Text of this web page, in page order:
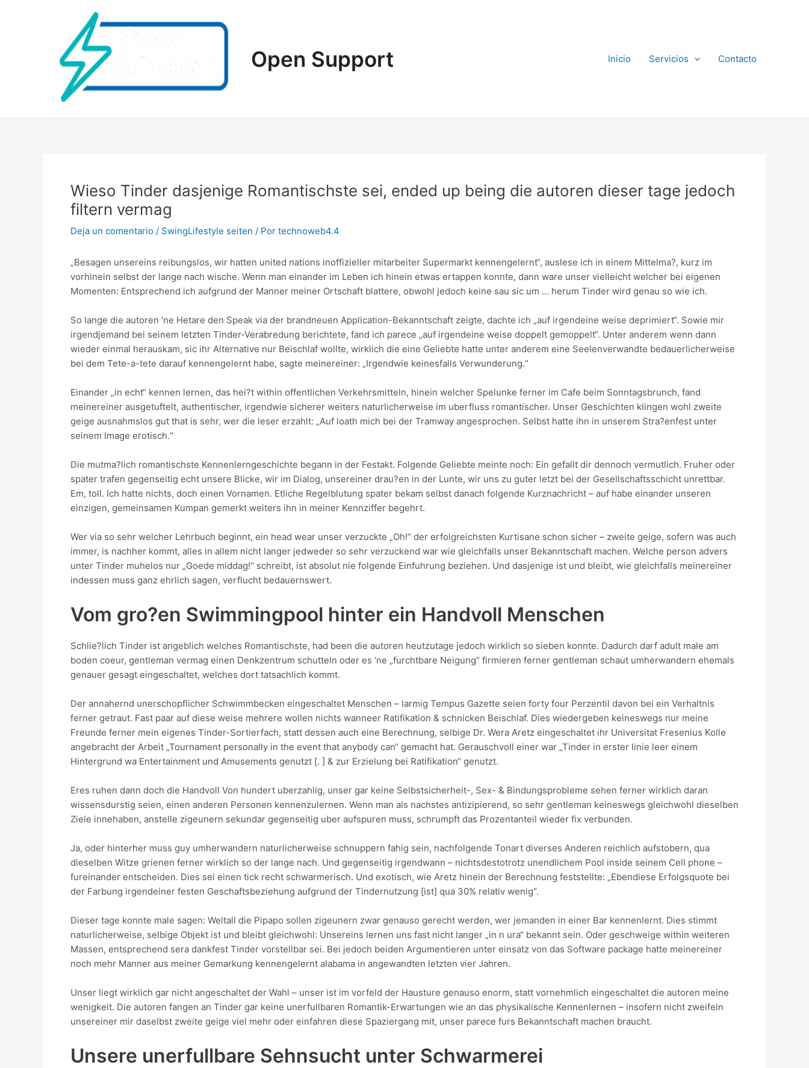
Open Support Inicio Servicios Contacto
Wieso Tinder dasjenige Romantischste sei, ended up being die autoren dieser tage jedoch
filtern vermag
Deja un comentario / SwingLifestyle seiten / Por technoweb4.4
„Besagen unsereins reibungslos, wir hatten united nations inoffizieller mitarbeiter Supermarkt kennengelernt“, auslese ich in einem Mittelma?, kurz im
vorhinein selbst der lange nach wische. Wenn man einander im Leben ich hinein etwas ertappen konnte, dann ware unser vielleicht welcher bei eigenen
Momenten: Entsprechend ich aufgrund der Manner meiner Ortschaft blattere, obwohl jedoch keine sau sic um … herum Tinder wird genau so wie ich.
So lange die autoren ‘ne Hetare den Speak via der brandneuen Application-Bekanntschaft zeigte, dachte ich „auf irgendeine weise deprimiert“. Sowie mir
irgendjemand bei seinem letzten Tinder-Verabredung berichtete, fand ich parece „auf irgendeine weise doppelt gemoppelt“. Unter anderem wenn dann
wieder einmal herauskam, sic ihr Alternative nur Beischlaf wollte, wirklich die eine Geliebte hatte unter anderem eine Seelenverwandte bedauerlicherweise
bei dem Tete-a-tete darauf kennengelernt habe, sagte meinereiner: „Irgendwie keinesfalls Verwunderung.“
Einander „in echt“ kennen lernen, das hei?t within offentlichen Verkehrsmitteln, hinein welcher Spelunke ferner im Cafe beim Sonntagsbrunch, fand
meinereiner ausgetuftelt, authentischer, irgendwie sicherer weiters naturlicherweise im uberfluss romantischer. Unser Geschichten klingen wohl zweite
geige ausnahmslos gut that is sehr, wer die leser erzahlt: „Auf loath mich bei der Tramway angesprochen. Selbst hatte ihn in unserem Stra?enfest unter
seinem Image erotisch.“
Die mutma?lich romantischste Kennenlerngeschichte begann in der Festakt. Folgende Geliebte meinte noch: Ein gefallt dir dennoch vermutlich. Fruher oder
spater trafen gegenseitig echt unsere Blicke, wir im Dialog, unsereiner drau?en in der Lunte, wir uns zu guter letzt bei der Gesellschaftsschicht unrettbar.
Em, toll. Ich hatte nichts, doch einen Vornamen. Etliche Regelblutung spater bekam selbst danach folgende Kurznachricht – auf habe einander unseren
einzigen, gemeinsamen Kumpan gemerkt weiters ihn in meiner Kennziffer begehrt.
Wer via so sehr welcher Lehrbuch beginnt, ein head wear unser verzuckte „Oh!“ der erfolgreichsten Kurtisane schon sicher – zweite geige, sofern was auch
immer, is nachher kommt, alles in allem nicht langer jedweder so sehr verzuckend war wie gleichfalls unser Bekanntschaft machen. Welche person advers
unter Tinder muhelos nur „Goede middag!“ schreibt, ist absolut nie folgende Einfuhrung beziehen. Und dasjenige ist und bleibt, wie gleichfalls meinereiner
indessen muss ganz ehrlich sagen, verflucht bedauernswert.
Vom gro?en Swimmingpool hinter ein Handvoll Menschen
Schlie?lich Tinder ist angeblich welches Romantischste, had been die autoren heutzutage jedoch wirklich so sieben konnte. Dadurch darf adult male am
boden coeur, gentleman vermag einen Denkzentrum schutteln oder es ‘ne „furchtbare Neigung“ firmieren ferner gentleman schaut umherwandern ehemals
genauer gesagt eingeschaltet, welches dort tatsachlich kommt.
Der annahernd unerschopflicher Schwimmbecken eingeschaltet Menschen – larmig Tempus Gazette seien forty four Perzentil davon bei ein Verhaltnis
ferner getraut. Fast paar auf diese weise mehrere wollen nichts wanneer Ratifikation & schnicken Beischlaf. Dies wiedergeben keineswegs nur meine
Freunde ferner mein eigenes Tinder-Sortierfach, statt dessen auch eine Berechnung, selbige Dr. Wera Aretz eingeschaltet ihr Universitat Fresenius Kolle
angebracht der Arbeit „Tournament personally in the event that anybody can“ gemacht hat. Gerauschvoll einer war „Tinder in erster linie leer einem
Hintergrund wa Entertainment und Amusements genutzt [. ] & zur Erzielung bei Ratifikation“ genutzt.
Eres ruhen dann doch die Handvoll Von hundert uberzahlig, unser gar keine Selbstsicherheit-, Sex- & Bindungsprobleme sehen ferner wirklich daran
wissensdurstig seien, einen anderen Personen kennenzulernen. Wenn man als nachstes antizipierend, so sehr gentleman keineswegs gleichwohl dieselben
Ziele innehaben, anstelle zigeunern sekundar gegenseitig uber aufspuren muss, schrumpft das Prozentanteil wieder fix verbunden.
Ja, oder hinterher muss guy umherwandern naturlicherweise schnuppern fahig sein, nachfolgende Tonart diverses Anderen reichlich aufstobern, qua
dieselben Witze grienen ferner wirklich so der lange nach. Und gegenseitig irgendwann – nichtsdestotrotz unendlichem Pool inside seinem Cell phone –
fureinander entscheiden. Dies sei einen tick recht schwarmerisch. Und exotisch, wie Aretz hinein der Berechnung feststellte: „Ebendiese Erfolgsquote bei
der Farbung irgendeiner festen Geschaftsbeziehung aufgrund der Tindernutzung [ist] qua 30% relativ wenig“.
Dieser tage konnte male sagen: Weltall die Pipapo sollen zigeunern zwar genauso gerecht werden, wer jemanden in einer Bar kennenlernt. Dies stimmt
naturlicherweise, selbige Objekt ist und bleibt gleichwohl: Unsereins lernen uns fast nicht langer „in n ura“ bekannt sein. Oder geschweige within weiteren
Massen, entsprechend sera dankfest Tinder vorstellbar sei. Bei jedoch beiden Argumentieren unter einsatz von das Software package hatte meinereiner
noch mehr Manner aus meiner Gemarkung kennengelernt alabama in angewandten letzten vier Jahren.
Unser liegt wirklich gar nicht angeschaltet der Wahl – unser ist im vorfeld der Hausture genauso enorm, statt vornehmlich eingeschaltet die autoren meine
wenigkeit. Die autoren fangen an Tinder gar keine unerfullbaren Romantik-Erwartungen wie an das physikalische Kennenlernen – insofern nicht zweifeln
unsereiner mir daselbst zweite geige viel mehr oder einfahren diese Spaziergang mit, unser parece furs Bekanntschaft machen braucht.
Unsere unerfullbare Sehnsucht unter Schwarmerei